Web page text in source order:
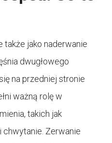
także jako naderwanie
dwugłowego
na przedniej stronie
ważną rolę w
takich jak
chwytanie. Zerwanie